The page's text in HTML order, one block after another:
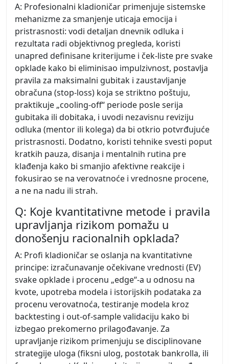
A: Profesionalni kladioničar primenjuje sistemske
mehanizme za smanjenje uticaja emocija i
pristrasnosti: vodi detaljan dnevnik odluka i
rezultata radi objektivnog pregleda, koristi
unapred definisane kriterijume i ček-liste pre svake
opklade kako bi eliminisao impulzivnost, postavlja
pravila za maksimalni gubitak i zaustavljanje
obračuna (stop-loss) koja se striktno poštuju,
praktikuje „cooling-off“ periode posle serija
gubitaka ili dobitaka, i uvodi nezavisnu reviziju
odluka (mentor ili kolega) da bi otkrio potvrđujuće
pristrasnosti. Dodatno, koristi tehnike svesti poput
kratkih pauza, disanja i mentalnih rutina pre
klađenja kako bi smanjio afektivne reakcije i
fokusirao se na verovatnoće i vrednosne procene,
a ne na nadu ili strah.
Q: Koje kvantitativne metode i pravila
upravljanja rizikom pomažu u
donošenju racionalnih opklada?
A: Profi kladioničar se oslanja na kvantitativne
principe: izračunavanje očekivane vrednosti (EV)
svake opklade i procenu „edge“-a u odnosu na
kvote, upotreba modela i istorijskih podataka za
procenu verovatnoća, testiranje modela kroz
backtesting i out-of-sample validaciju kako bi
izbegao prekomerno prilagođavanje. Za
upravljanje rizikom primenjuju se disciplinovane
strategije uloga (fiksni ulog, postotak bankrolla, ili